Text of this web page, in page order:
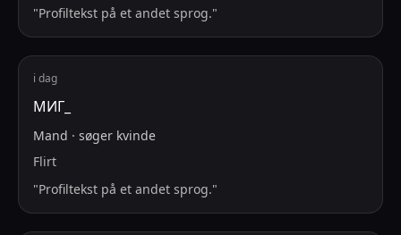
"Profiltekst på et andet sprog."
i dag
МИГ_
Mand · søger kvinde
Flirt
"Profiltekst på et andet sprog."